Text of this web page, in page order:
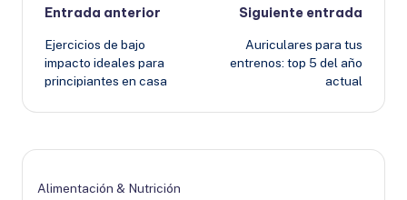
Navegación
de
entradas
Entrada anterior
Ejercicios de bajo
impacto ideales para
principiantes en casa
Siguiente entrada
Auriculares para tus
entrenos: top 5 del año
actual
Alimentación & Nutrición